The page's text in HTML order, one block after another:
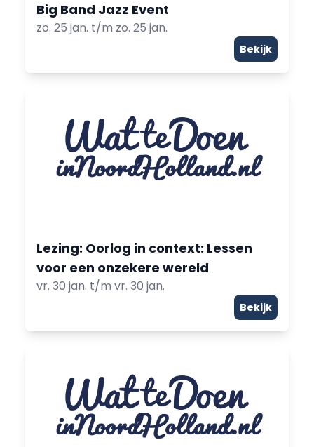
Big Band Jazz Event
zo. 25 jan. t/m zo. 25 jan.
Bekijk
Lezing: Oorlog in context: Lessen
voor een onzekere wereld
vr. 30 jan. t/m vr. 30 jan.
Bekijk